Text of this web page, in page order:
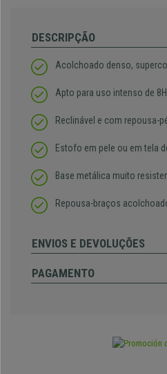
DESCRIPÇÃO
Acolchoado denso,
Apto para uso intenso de 8H
Reclinável e com repousa-
Estofo em pele ou em tela
Base metálica muito
Repousa-braços
ENVIOS E DEVOLUÇÕES
PAGAMENTO